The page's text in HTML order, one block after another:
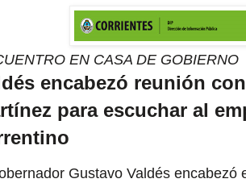
EN CASA DE GOBIERNO
encabezó reunión
para escuchar al
Gustavo Valdés encabezó